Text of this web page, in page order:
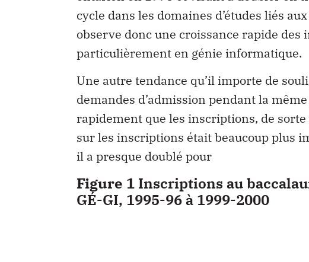
cycle dans les domaines d’études liés
observe donc une croissance rapide
particulièrement en génie informatique.
Une autre tendance qu’il importe de
demandes d’admission pendant la
rapidement que les inscriptions, de
sur les inscriptions était beaucoup plus
il a presque doublé pour
Figure 1 Inscriptions au
GÉ-GI, 1995-96 à 1999-2000